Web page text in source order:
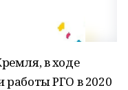
в ходе
работы РГО в 2020